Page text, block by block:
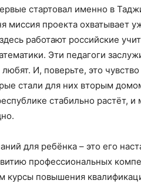
стартовал именно в
миссия проекта охватывает
работают российские
Эти педагоги
И, поверьте, это чувство
стали для них вторым
стабильно растёт,
для ребёнка – это его
профессиональных
курсы повышения